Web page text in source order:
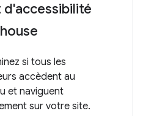
d'accessibilité
si tous les
accèdent au
et naviguent
sur votre site.